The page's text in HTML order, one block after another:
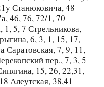
Станюковича, 48
46, 76, 72/1, 70
5, 7 Стрельникова,
6, 3, 1, 15, 17,
Саратовская, 7, 9, 11,
пер., 7, 3, 5
15, 26, 22,31,
Алеутская, 38,41